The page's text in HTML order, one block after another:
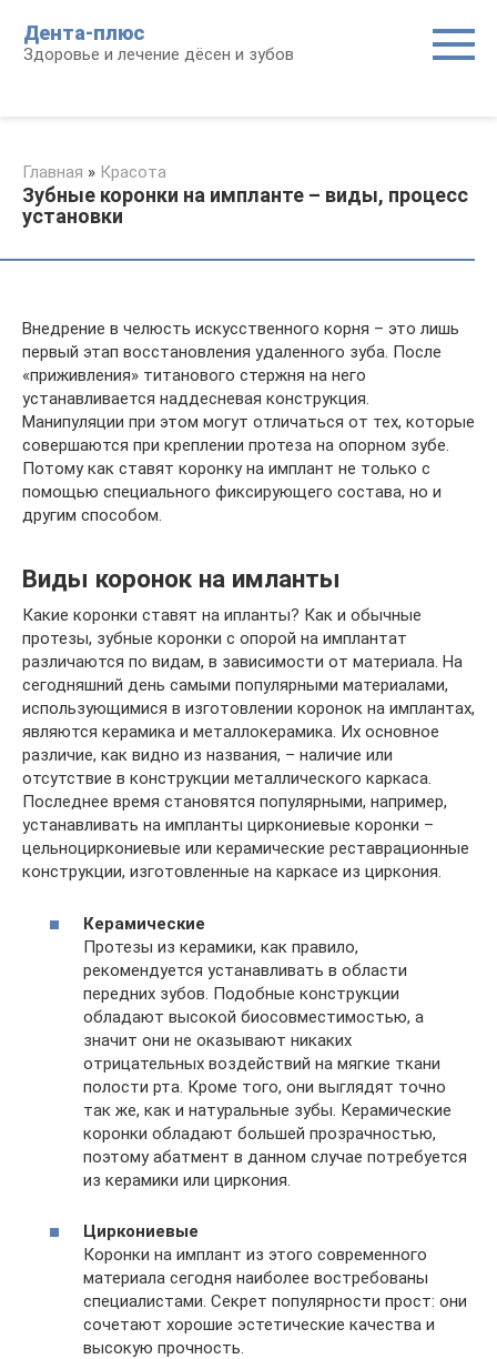
контенту
Дента-плюс
Здоровье и лечение дёсен и зубов
Главная » Красота
Зубные коронки на импланте – виды, процесс
установки
Внедрение в челюсть искусственного корня – это лишь
первый этап восстановления удаленного зуба. После
«приживления» титанового стержня на него
устанавливается наддесневая конструкция.
Манипуляции при этом могут отличаться от тех, которые
совершаются при креплении протеза на опорном зубе.
Потому как ставят коронку на имплант не только с
помощью специального фиксирующего состава, но и
другим способом.
Виды коронок на имланты
Какие коронки ставят на ипланты? Как и обычные
протезы, зубные коронки с опорой на имплантат
различаются по видам, в зависимости от материала. На
сегодняшний день самыми популярными материалами,
использующимися в изготовлении коронок на имплантах,
являются керамика и металлокерамика. Их основное
различие, как видно из названия, – наличие или
отсутствие в конструкции металлического каркаса.
Последнее время становятся популярными, например,
устанавливать на импланты циркониевые коронки –
цельноциркониевые или керамические реставрационные
конструкции, изготовленные на каркасе из циркония.
Керамические
Протезы из керамики, как правило,
рекомендуется устанавливать в области
передних зубов. Подобные конструкции
обладают высокой биосовместимостью, а
значит они не оказывают никаких
отрицательных воздействий на мягкие ткани
полости рта. Кроме того, они выглядят точно
так же, как и натуральные зубы. Керамические
коронки обладают большей прозрачностью,
поэтому абатмент в данном случае потребуется
из керамики или циркония.
Циркониевые
Коронки на имплант из этого современного
материала сегодня наиболее востребованы
специалистами. Секрет популярности прост: они
сочетают хорошие эстетические качества и
высокую прочность.